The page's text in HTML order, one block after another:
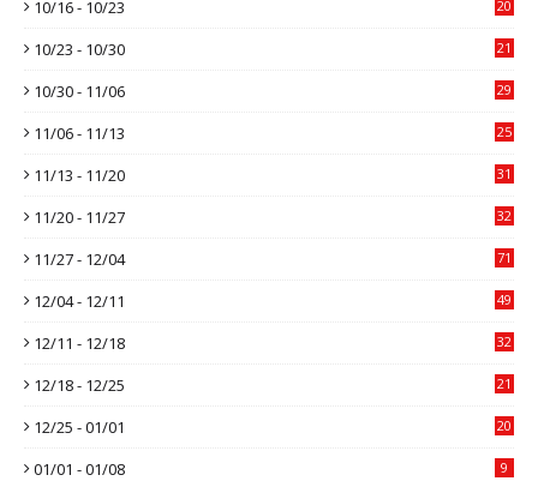
10/16 - 10/23 20
10/23 - 10/30 21
10/30 - 11/06 29
11/06 - 11/13 25
11/13 - 11/20 31
11/20 - 11/27 32
11/27 - 12/04 71
12/04 - 12/11 49
12/11 - 12/18 32
12/18 - 12/25 21
12/25 - 01/01 20
01/01 - 01/08 9